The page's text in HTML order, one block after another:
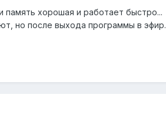
хорошая и работает быстро...
но после выхода программы в эфир.